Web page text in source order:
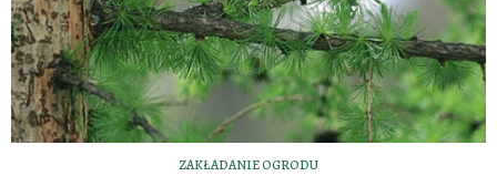
ZAKŁADANIE OGRODU